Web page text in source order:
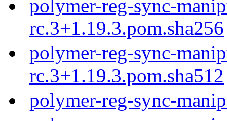
polymer-reg-sync-
rc.3+1.19.3.pom.sha256
polymer-reg-sync-
rc.3+1.19.3.pom.sha512
polymer-reg-sync-